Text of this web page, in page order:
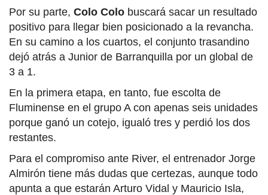
Por su parte, Colo Colo buscará sacar un resultado
positivo para llegar bien posicionado a la revancha.
En su camino a los cuartos, el conjunto trasandino
dejó atrás a Junior de Barranquilla por un global de
3 a 1.
En la primera etapa, en tanto, fue escolta de
Fluminense en el grupo A con apenas seis unidades
porque ganó un cotejo, igualó tres y perdió los dos
restantes.
Para el compromiso ante River, el entrenador Jorge
Almirón tiene más dudas que certezas, aunque todo
apunta a que estarán Arturo Vidal y Mauricio Isla,